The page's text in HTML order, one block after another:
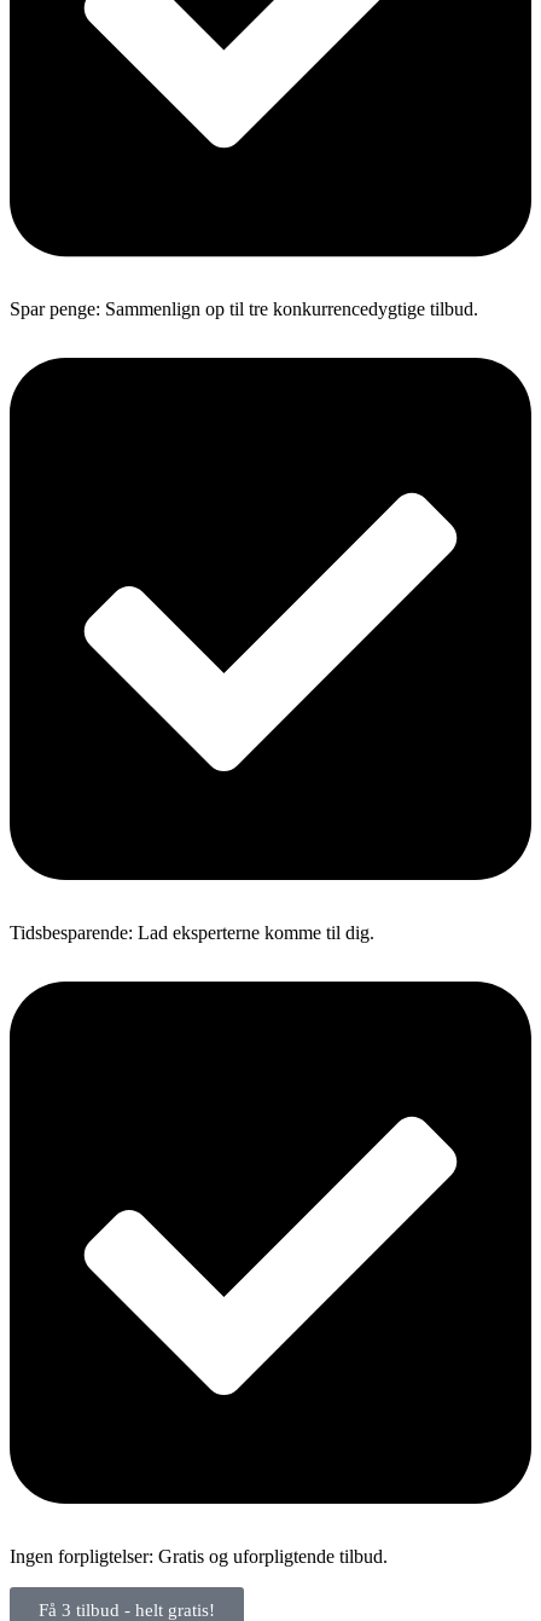
Spar penge: Sammenlign op til tre konkurrencedygtige tilbud.
Tidsbesparende: Lad eksperterne komme til dig.
Ingen forpligtelser: Gratis og uforpligtende tilbud.
Få 3 tilbud - helt gratis!